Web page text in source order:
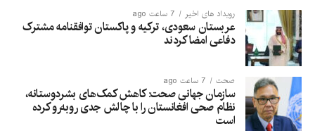
رویداد های اخیر 7 ساعت ago
عربستان سعودی، ترکیه و پاکستان توافقنامه مشترک
دفاعی امضا کردند
صحت 7 ساعت ago
سازمان جهانی صحت: کاهش کمک‌های بشردوستانه،
نظام صحی افغانستان را با چالش جدی روبه‌رو کرده
است